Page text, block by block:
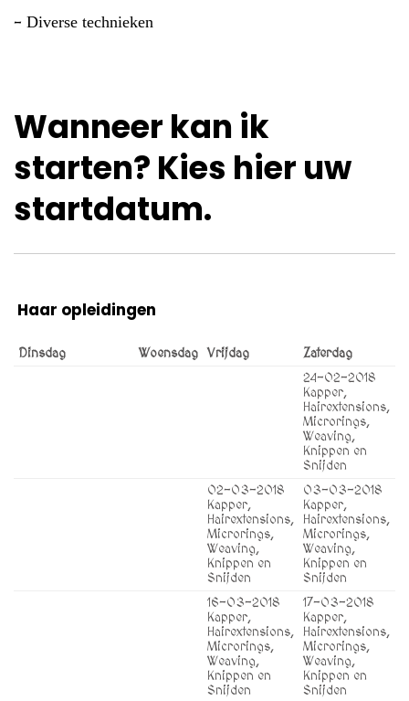
– Diverse technieken
Wanneer kan ik
starten? Kies hier uw
startdatum.
Haar opleidingen
Dinsdag Woensdag Vrijdag
Zaterdag
24-02-2018
Kapper,
Hairextensions,
Microrings,
Weaving,
Knippen en
Snijden
02-03-2018
Kapper,
Hairextensions,
Microrings,
Weaving,
Knippen en
Snijden
03-03-2018
Kapper,
Hairextensions,
Microrings,
Weaving,
Knippen en
Snijden
16-03-2018
Kapper,
Hairextensions,
Microrings,
Weaving,
Knippen en
Snijden
17-03-2018
Kapper,
Hairextensions,
Microrings,
Weaving,
Knippen en
Snijden